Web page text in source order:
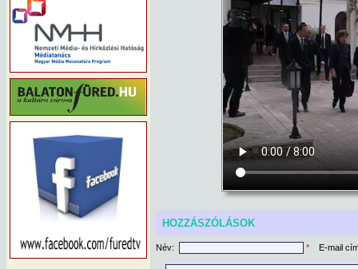
HOZZÁSZÓLÁSOK
Név: * E-mail